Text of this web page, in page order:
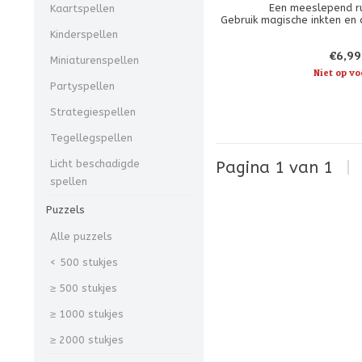
Kaartspellen
Kinderspellen
Miniaturenspellen
Partyspellen
Strategiespellen
Tegellegspellen
Licht beschadigde
spellen
Puzzels
Alle puzzels
< 500 stukjes
≥ 500 stukjes
≥ 1000 stukjes
≥ 2000 stukjes
Een meeslepend
Gebruik magische inkten en
vrienden zijn. Andere
worden
€6,99
Niet op
Pagina 1 van 1